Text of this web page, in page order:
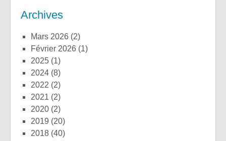
Archives
mars 2026 (2)
février 2026 (1)
2025 (1)
2024 (8)
2022 (2)
2021 (2)
2020 (2)
2019 (20)
2018 (40)